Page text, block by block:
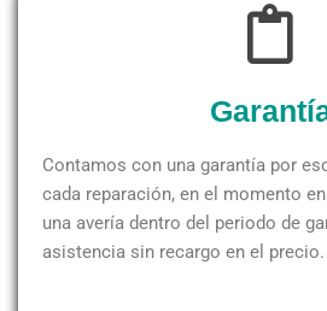
Contamos con una garantía por
cada reparación, en el momento
una avería dentro del periodo de
asistencia sin recargo en el precio.